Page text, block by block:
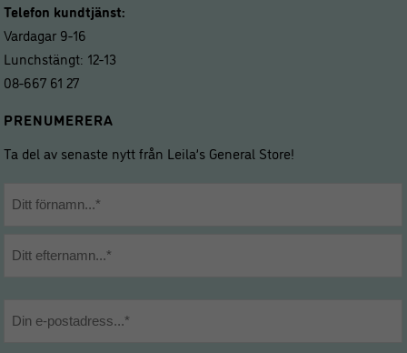
Telefon kundtjänst:
Vardagar 9-16
Lunchstängt: 12-13
08-667 61 27
PRENUMERERA
Ta del av senaste nytt från Leila’s General Store!